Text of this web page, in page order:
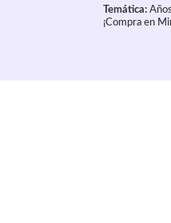
Temática:
¡Compra en